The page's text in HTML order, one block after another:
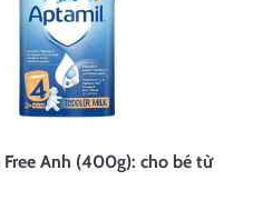
Anh (400g): cho bé từ